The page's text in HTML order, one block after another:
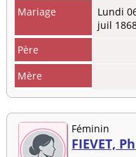
Mariage
Lundi
juil
Père
Mère
Féminin
FIEVET,